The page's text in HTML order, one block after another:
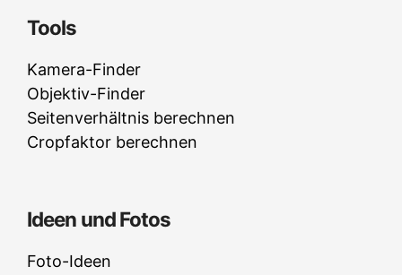
Tools
Kamera-Finder
Objektiv-Finder
Seitenverhältnis berechnen
Cropfaktor berechnen
Ideen und Fotos
Foto-Ideen